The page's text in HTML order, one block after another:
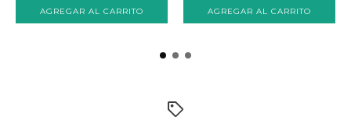
AGREGAR AL CARRITO AGREGAR AL CARRITO